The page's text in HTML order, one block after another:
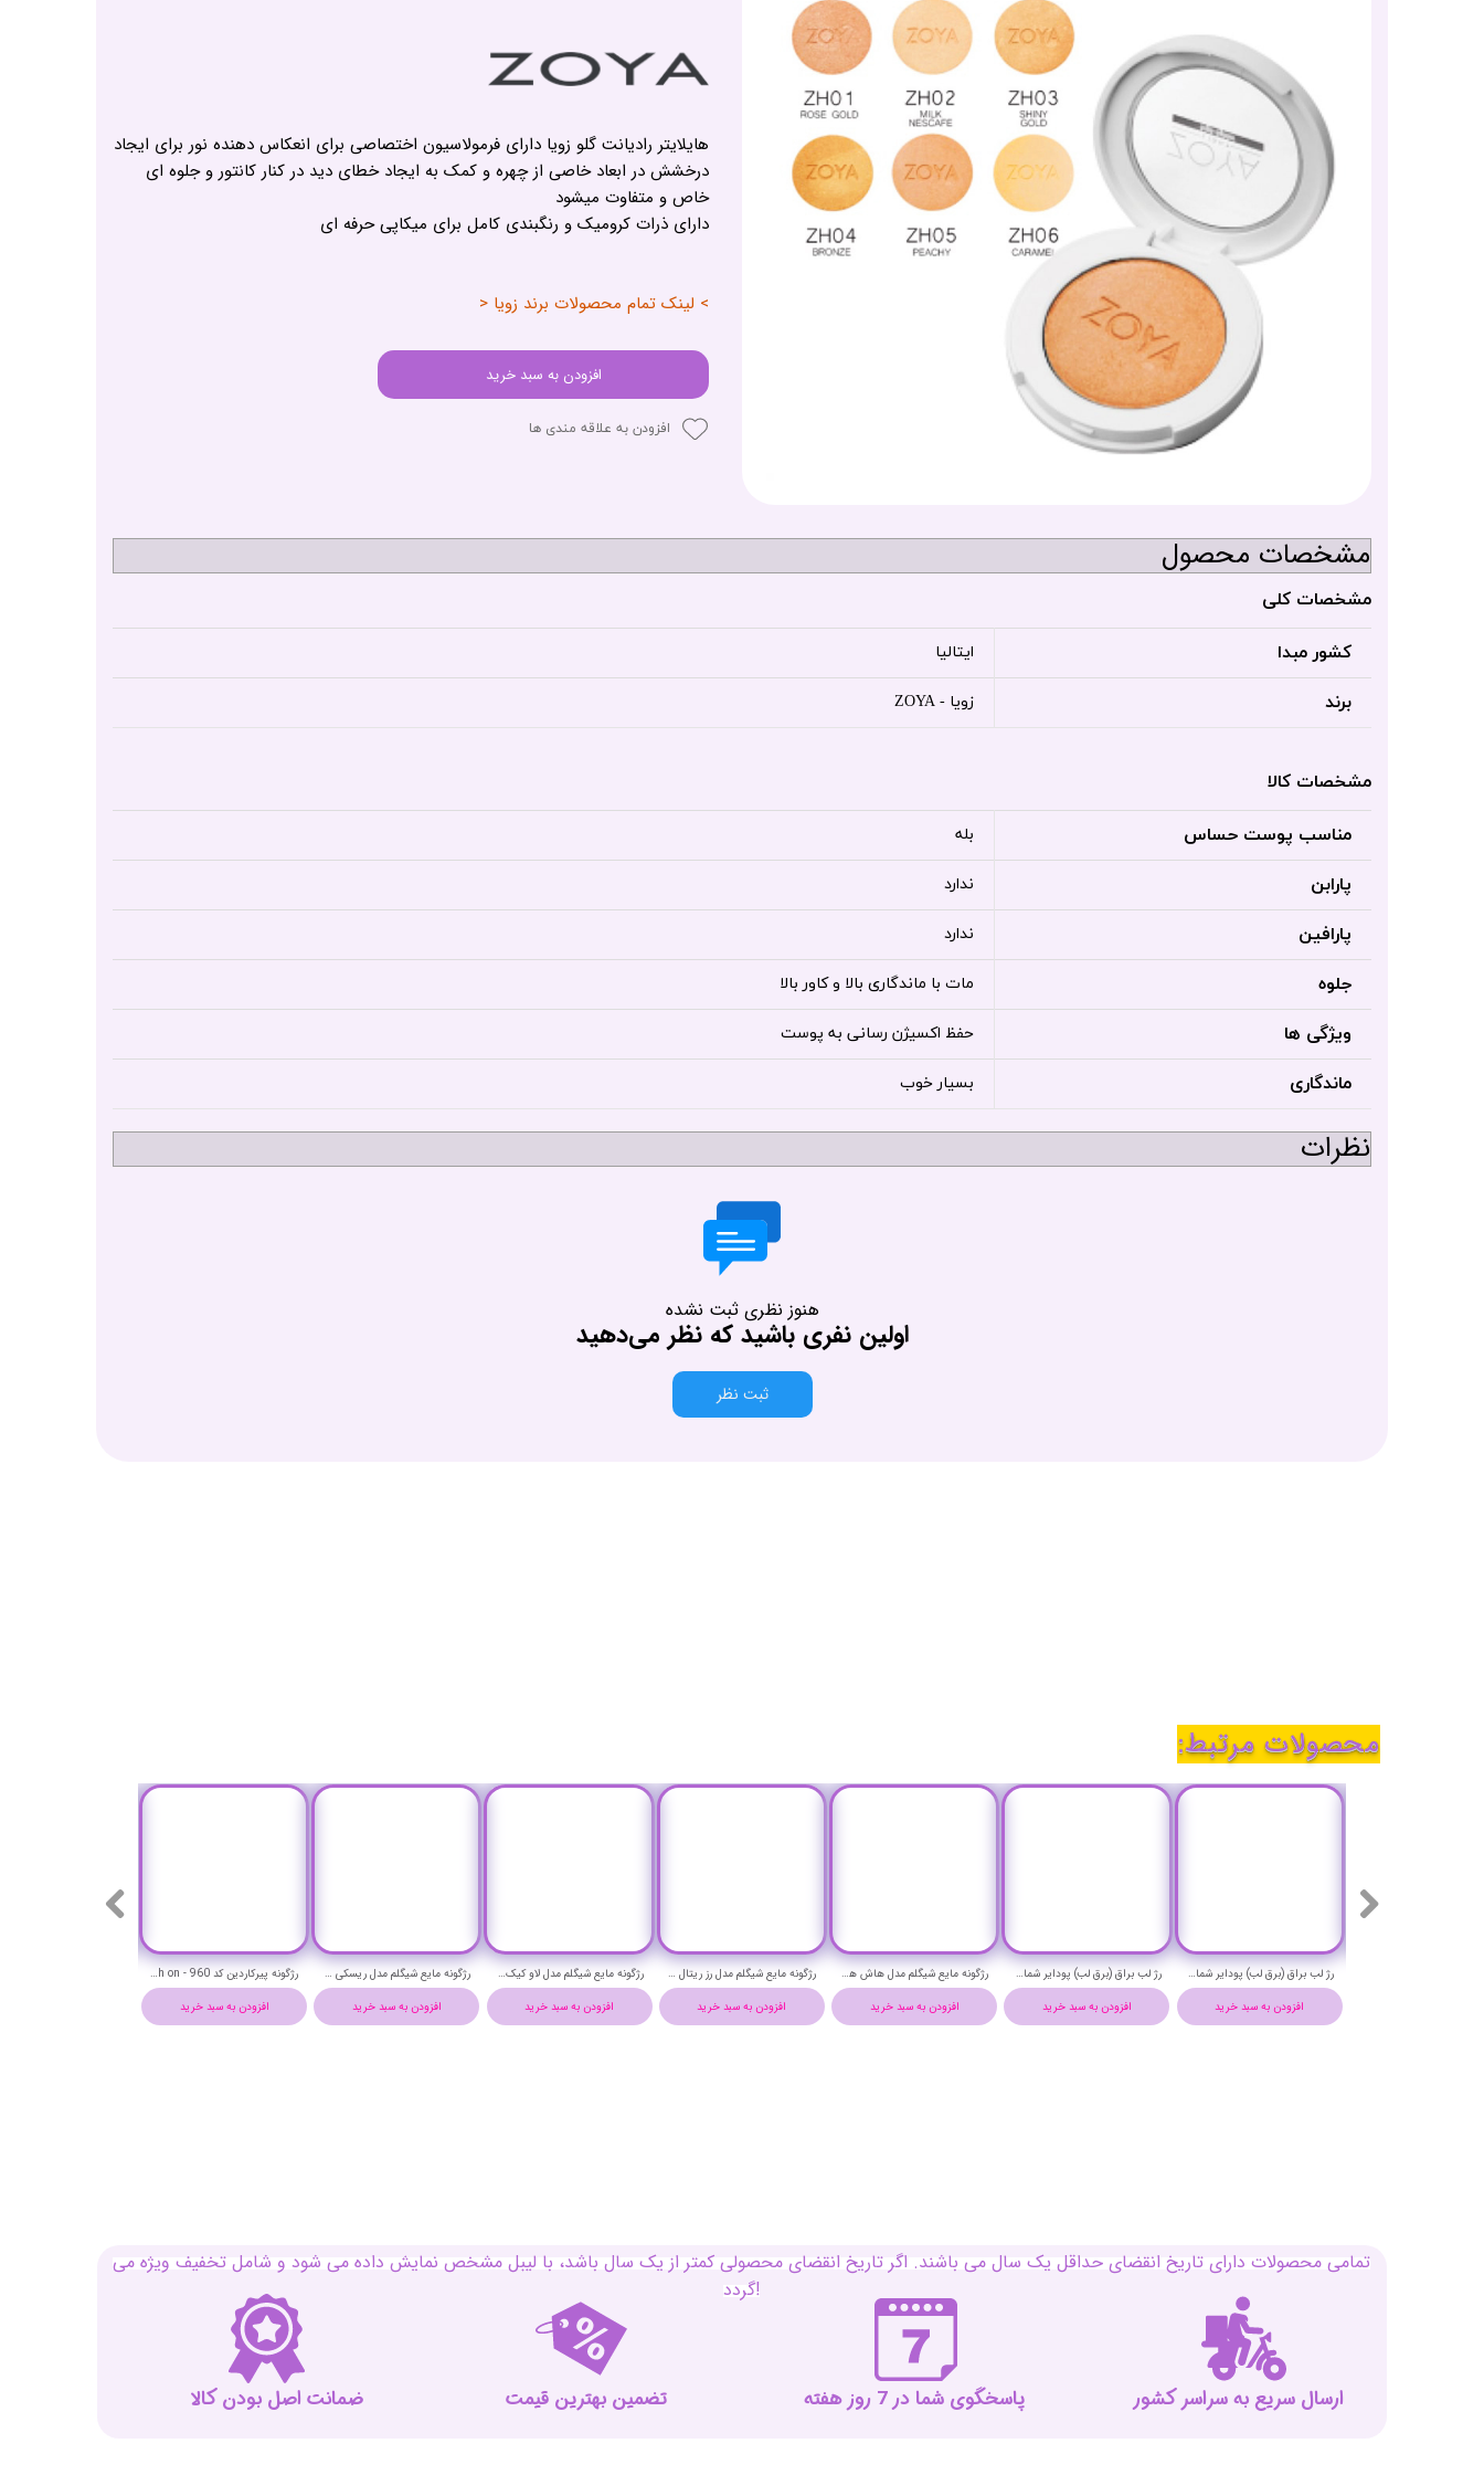
هایلایتر رادیانت گلو زویا دارای فرمولاسیون اختصاصی برای انعکاس دهنده نور برای ایجاد
درخشش در ابعاد خاصی از چهره و کمک به ایجاد خطای دید در کنار کانتور و جلوه ای
خاص و متفاوت میشود
دارای ذرات کرومیک و رنگبندی کامل برای میکاپی حرفه ای
> لینک تمام محصولات برند زویا <
افزودن به سبد خرید
افزودن به علاقه مندی ها
مشخصات محصول
مشخصات کلی
کشور مبدا ایتالیا
برند زویا - ZOYA
مشخصات کالا
مناسب پوست حساس بله
پارابن ندارد
پارافین ندارد
جلوه مات با ماندگاری بالا و کاور بالا
ویژگی ها حفظ اکسیژن رسانی به پوست
ماندگاری بسیار خوب
نظرات
هنوز نظری ثبت نشده
اولین نفری باشید که نظر می‌دهید
ثبت نظر
رژگونه پیرکاردین کد 960 - pierre cardin flamingo pink blush on
افزودن به سبد خرید
رژگونه مایع شیگلم مدل ریسکی بیزنس - SHEGLAM Liquid Blush Shimmer Finish-Risky Business
افزودن به سبد خرید
رژگونه مایع شیگلم مدل لاو کیک - SHEGLAM Liquid Blush Shimmer Finish-Love Cake
افزودن به سبد خرید
رژگونه مایع شیگلم مدل رز ریتال - SHEGLAM Color Bloom Liquid Blush Matte Finish-Rose Ritual
افزودن به سبد خرید
رژگونه مایع شیگلم مدل هاش هاش - SHEGLAM Color Bloom Liquid Blush Matte Finish-Hush Hush
افزودن به سبد خرید
رژ لب براق (برق لب) پودایر شماره 1 - Pudaier silky lip gloss 1
افزودن به سبد خرید
رژ لب براق (برق لب) پودایر شماره 7 - Pudaier silky lip gloss 7
افزودن به سبد خرید
محصولات مرتبط:
تمامی محصولات دارای تاریخ انقضای حداقل یک سال می باشند. اگر تاریخ انقضای محصولی کمتر از یک سال باشد، با لیبل مشخص نمایش داده می شود و شامل تخفیف ویژه می
گردد!
ضمانت اصل بودن کالا تضمین بهترین قیمت پاسخگوی شما در 7 روز هفته ارسال سریع به سراسر کشور